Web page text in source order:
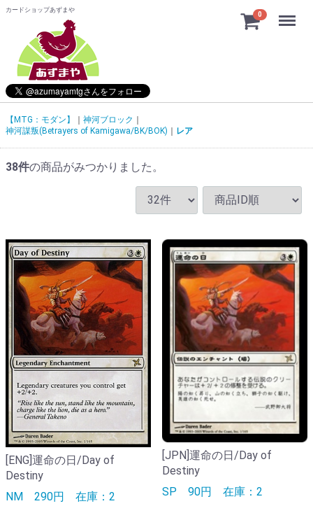
カードショップあずまや
0 Menu
【MTG：モダン】
神河ブロック
神河謀叛(Betrayers of Kamigawa/BK/BOK)
レア
38件の商品がみつかりました。
[ENG]運命の日/Day of
Destiny
NM 290円 在庫：2
[JPN]運命の日/Day of
Destiny
SP 90円 在庫：2